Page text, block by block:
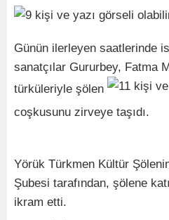
Günün ilerleyen saatlerinde
sanatçılar Gururbey, Fatma
türküleriyle şölen
coşkusunu zirveye taşıdı.
Yörük Türkmen Kültür
Şubesi tarafından, şölene
ikram etti.